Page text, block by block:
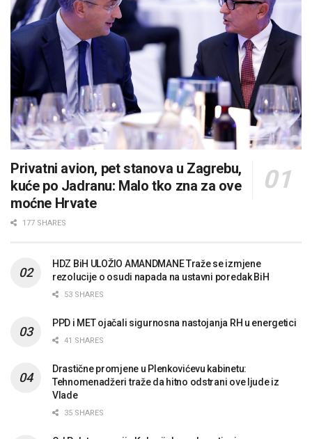
Privatni avion, pet stanova u Zagrebu,
kuće po Jadranu: Malo tko zna za ove
moćne Hrvate
177 SHARES
HDZ BiH ULOŽIO AMANDMANE Traže se izmjene
rezolucije o osudi napada na ustavni poredak BiH
53 SHARES
PPD i MET ojačali sigurnosna nastojanja RH u energetici
41 SHARES
Drastične promjene u Plenkovićevu kabinetu:
Tehnomenadžeri traže da hitno odstrani ove ljude iz
Vlade
35 SHARES